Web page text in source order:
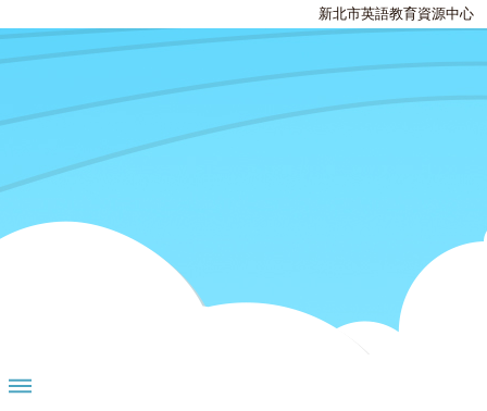
新北市英語教育資源中心